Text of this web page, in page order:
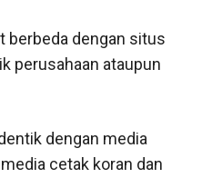
berbeda dengan situs
perusahaan ataupun
dengan media
cetak koran dan